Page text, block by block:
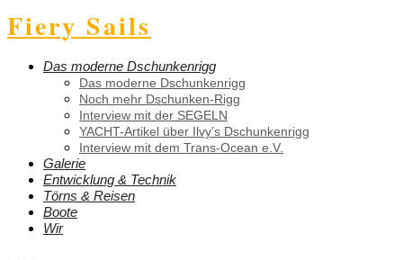
Fiery Sails
Das moderne Dschunkenrigg
Das moderne Dschunkenrigg
Noch mehr Dschunken-Rigg
Interview mit der SEGELN
YACHT-Artikel über Ilvy’s Dschunkenrigg
Interview mit dem Trans-Ocean e.V.
Galerie
Entwicklung & Technik
Törns & Reisen
Boote
Wir